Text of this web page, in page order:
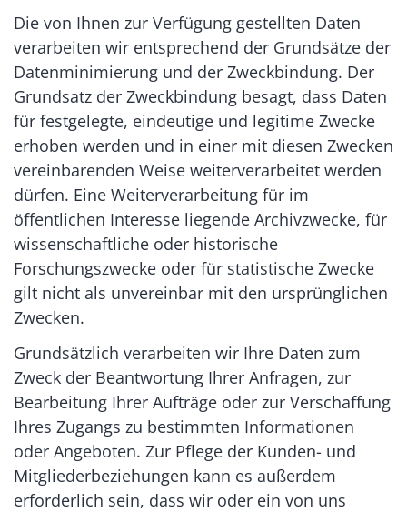
Die von Ihnen zur Verfügung gestellten Daten
verarbeiten wir entsprechend der Grundsätze der
Datenminimierung und der Zweckbindung. Der
Grundsatz der Zweckbindung besagt, dass Daten
für festgelegte, eindeutige und legitime Zwecke
erhoben werden und in einer mit diesen Zwecken
vereinbarenden Weise weiterverarbeitet werden
dürfen. Eine Weiterverarbeitung für im
öffentlichen Interesse liegende Archivzwecke, für
wissenschaftliche oder historische
Forschungszwecke oder für statistische Zwecke
gilt nicht als unvereinbar mit den ursprünglichen
Zwecken.
Grundsätzlich verarbeiten wir Ihre Daten zum
Zweck der Beantwortung Ihrer Anfragen, zur
Bearbeitung Ihrer Aufträge oder zur Verschaffung
Ihres Zugangs zu bestimmten Informationen
oder Angeboten. Zur Pflege der Kunden- und
Mitgliederbeziehungen kann es außerdem
erforderlich sein, dass wir oder ein von uns